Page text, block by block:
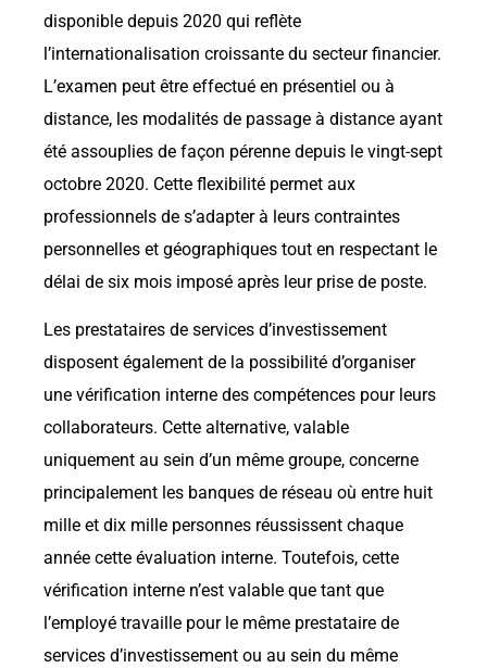
disponible depuis 2020 qui reflète
l’internationalisation croissante du secteur financier.
L’examen peut être effectué en présentiel ou à
distance, les modalités de passage à distance ayant
été assouplies de façon pérenne depuis le vingt-sept
octobre 2020. Cette flexibilité permet aux
professionnels de s’adapter à leurs contraintes
personnelles et géographiques tout en respectant le
délai de six mois imposé après leur prise de poste.
Les prestataires de services d’investissement
disposent également de la possibilité d’organiser
une vérification interne des compétences pour leurs
collaborateurs. Cette alternative, valable
uniquement au sein d’un même groupe, concerne
principalement les banques de réseau où entre huit
mille et dix mille personnes réussissent chaque
année cette évaluation interne. Toutefois, cette
vérification interne n’est valable que tant que
l’employé travaille pour le même prestataire de
services d’investissement ou au sein du même